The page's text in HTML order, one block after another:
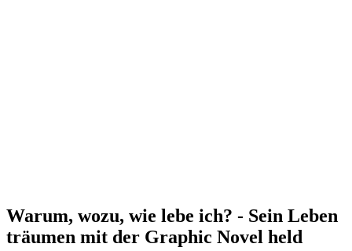
Warum, wozu, wie lebe ich? - Sein Leben
träumen mit der Graphic Novel held